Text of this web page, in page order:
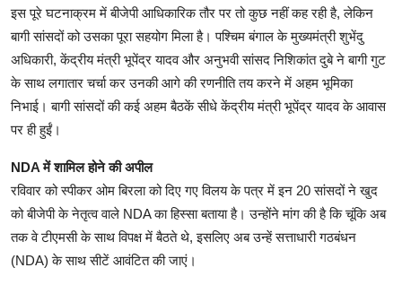
इस पूरे घटनाक्रम में बीजेपी आधिकारिक तौर पर तो कुछ नहीं कह रही है, लेकिन
बागी सांसदों को उसका पूरा सहयोग मिला है। पश्चिम बंगाल के मुख्यमंत्री शुभेंदु
अधिकारी, केंद्रीय मंत्री भूपेंद्र यादव और अनुभवी सांसद निशिकांत दुबे ने बागी गुट
के साथ लगातार चर्चा कर उनकी आगे की रणनीति तय करने में अहम भूमिका
निभाई। बागी सांसदों की कई अहम बैठकें सीधे केंद्रीय मंत्री भूपेंद्र यादव के आवास
पर ही हुईं।
NDA में शामिल होने की अपील
रविवार को स्पीकर ओम बिरला को दिए गए विलय के पत्र में इन 20 सांसदों ने खुद
को बीजेपी के नेतृत्व वाले NDA का हिस्सा बताया है। उन्होंने मांग की है कि चूंकि अब
तक वे टीएमसी के साथ विपक्ष में बैठते थे, इसलिए अब उन्हें सत्ताधारी गठबंधन
(NDA) के साथ सीटें आवंटित की जाएं।